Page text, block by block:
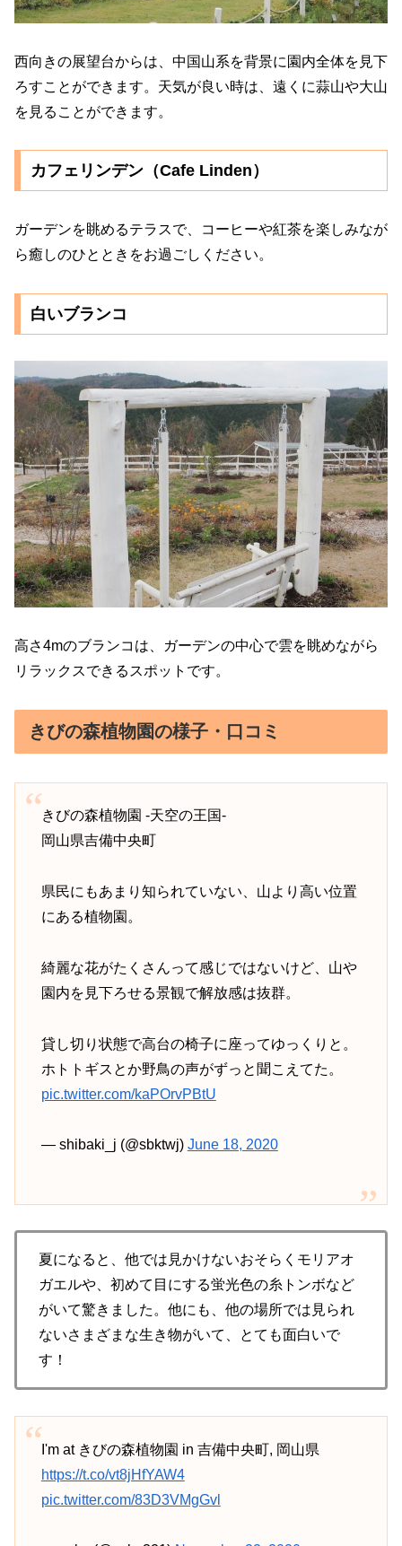
西向きの展望台からは、中国山系を背景に園内全体を見下
ろすことができます。天気が良い時は、遠くに蒜山や大山
を見ることができます。
カフェリンデン（Cafe Linden）
ガーデンを眺めるテラスで、コーヒーや紅茶を楽しみなが
ら癒しのひとときをお過ごしください。
白いブランコ
高さ4mのブランコは、ガーデンの中心で雲を眺めながら
リラックスできるスポットです。
きびの森植物園の様子・口コミ
きびの森植物園 -天空の王国-
岡山県吉備中央町
県民にもあまり知られていない、山より高い位置
にある植物園。
綺麗な花がたくさんって感じではないけど、山や
園内を見下ろせる景観で解放感は抜群。
貸し切り状態で高台の椅子に座ってゆっくりと。
ホトトギスとか野鳥の声がずっと聞こえてた。
pic.twitter.com/kaPOrvPBtU
— shibaki_j (@sbktwj) June 18, 2020
夏になると、他では見かけないおそらくモリアオ
ガエルや、初めて目にする蛍光色の糸トンボなど
がいて驚きました。他にも、他の場所では見られ
ないさまざまな生き物がいて、とても面白いで
す！
I'm at きびの森植物園 in 吉備中央町, 岡山県
https://t.co/vt8jHfYAW4
pic.twitter.com/83D3VMgGvl